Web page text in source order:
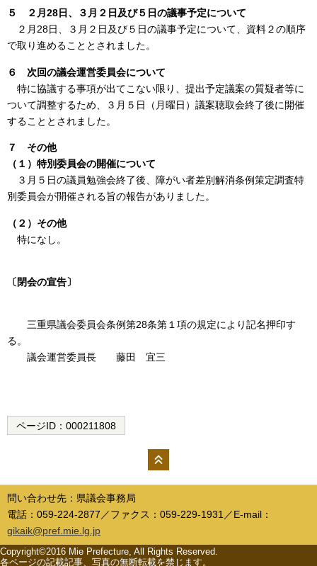
５ ２月 28日、３月２ 日及び５日の議事予定について
２月28日、３月２日及び５日の議事予定について、資料２の順序
で取り進めることとされました。
６ 次回の議会運営委員会について
特に協議する事項が出てこない限り、提出予定議案の質疑者等に
ついて調整するため、３月５日（月曜日）議案聴取会終了後に開催
することとされました。
７ その他
（１）特別委員会の開催について
３月５日の議員勉強会終了後、障がい者差別解消条例策定調査特
別委員会が開催される旨の報告がありました。
（２）その他
特になし。
〔閉会の宣告〕
三重県議会委員会条例第28条第１項の規定により記名押印す
る。
議会運営委員長 藤田 宜三
ページID： 000211808
先頭
問い合わせ先：県議会事務局
電話：059-224-2877／ファクス：059-229-1931／E-mail：
gikaik@pref.mie.lg.jp
Copyright©2016 Mie Prefecture, All Rights Reserved.
各ページの記載記事、写真の無断転載を禁じます。